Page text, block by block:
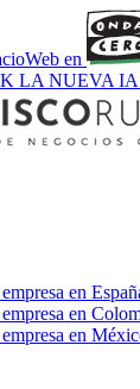
en
LA NUEVA
en
en
en